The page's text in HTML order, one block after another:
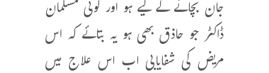
جان بچانے کے لیے ہو اور کوئی مسلمان
ڈاکٹر جو حاذق بھی ہو یہ بتائے کہ اس
مریض کی شفایابی اب اس علاج میں